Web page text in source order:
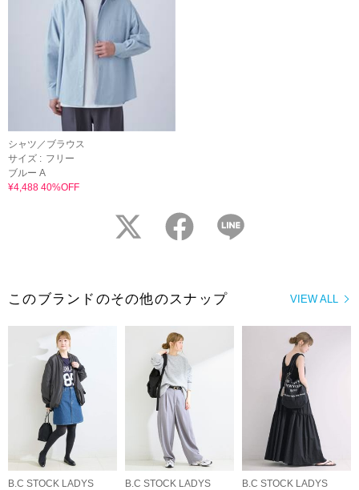
シャツ／ブラウス
サイズ : フリー
ブルー A
¥4,488 40%OFF
twitter facebook
VIEW ALL
このブランドのその他のスナップ
B.C STOCK LADYS
B.C STOCK LADYS
B.C STOCK LADYS